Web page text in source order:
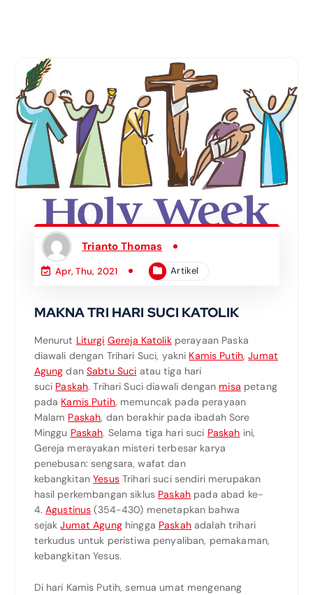
Trianto Thomas
Apr, Thu, 2021 Artikel
MAKNA TRI HARI SUCI KATOLIK
Menurut Liturgi Gereja Katolikperayaan Paska
diawali dengan Trihari Suci, yakni Kamis Putih,Jumat
Agung dan Sabtu Suci atau tiga hari
suci Paskah. Trihari Suci diawali dengan misa petang
pada Kamis Putih, memuncak pada perayaan
Malam Paskah, dan berakhir pada ibadah Sore
Minggu Paskah. Selama tiga hari suci Paskah ini,
Gereja merayakan misteri terbesar karya
penebusan: sengsara, wafat dan
kebangkitanYesusTrihari suci sendiri merupakan
hasil perkembangan siklus Paskah pada abad ke-
4. Agustinus (354-430) menetapkan bahwa
sejakJumat Agunghingga Paskahadalah trihari
terkudus untuk peristiwa penyaliban, pemakaman,
kebangkitan Yesus.
Di hari Kamis Putih, semua umat mengenang